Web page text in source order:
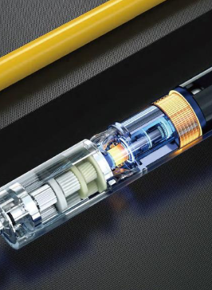
выбрать
на
странице
товара.